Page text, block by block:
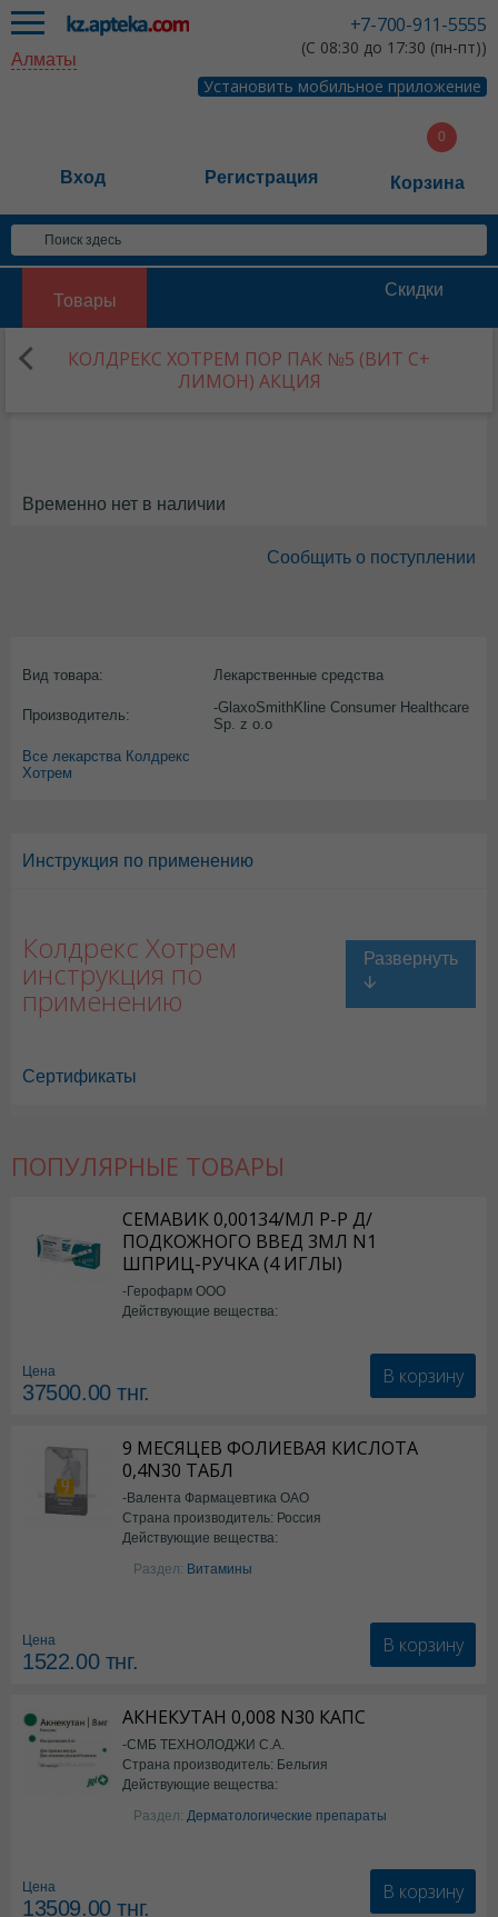
+7-700-911-5555
(С 08:30 до 17:30 (пн-пт))
Установить мобильное приложение
Алматы
Вход Регистрация Корзина
Товары
Скидки
КОЛДРЕКС ХОТРЕМ ПОР ПАК №5 (ВИТ С+
ЛИМОН) АКЦИЯ
Временно нет в наличии
Сообщить о поступлении
Вид товара: Лекарственные средства
Производитель:
-GlaxoSmithKline Consumer Healthcare
Sp. z o.o
Все лекарства Колдрекс
Хотрем
Инструкция по применению
Колдрекс Хотрем
инструкция по
применению
Колдрекс Хотрем в Астане, Колдрекс Хотрем в Уральске
Сертификаты
ПОПУЛЯРНЫЕ ТОВАРЫ
СЕМАВИК 0,00134/МЛ Р-Р Д/
ПОДКОЖНОГО ВВЕД 3МЛ N1
ШПРИЦ-РУЧКА (4 ИГЛЫ)
-Герофарм ООО
Действующие вещества:
Цена
37500.00тнг.
В корзину
9 МЕСЯЦЕВ ФОЛИЕВАЯ КИСЛОТА
0,4N30 ТАБЛ
-Валента Фармацевтика ОАО
Страна производитель: Россия
Действующие вещества:
фолиевая кислота
Раздел: Витамины
Цена
1522.00тнг.
В корзину
АКНЕКУТАН 0,008 N30 КАПС
-СМБ ТЕХНОЛОДЖИ С.А.
Страна производитель: Бельгия
Действующие вещества:
Изотретиноин
Раздел: Дерматологические препараты
Цена
13509.00тнг.
В корзину